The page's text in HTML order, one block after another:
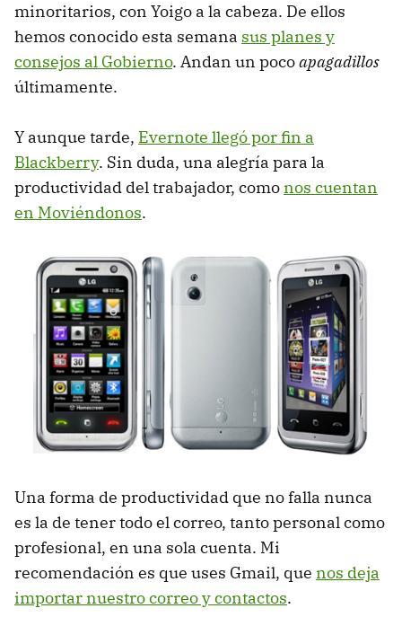
minoritarios, con Yoigo a la cabeza. De ellos
hemos conocido esta semana sus planes y
consejos al Gobierno. Andan un pocoapagadillos
últimamente.
Y aunque tarde, Evernote llegó por fin a
Blackberry. Sin duda, una alegría para la
productividad del trabajador, comonos cuentan
en Moviéndonos.
Una forma de productividad que no falla nunca
es la de tener todo el correo, tanto personal como
profesional, en una sola cuenta. Mi
recomendación es que uses Gmail, que nos deja
importar nuestro correo y contactos.